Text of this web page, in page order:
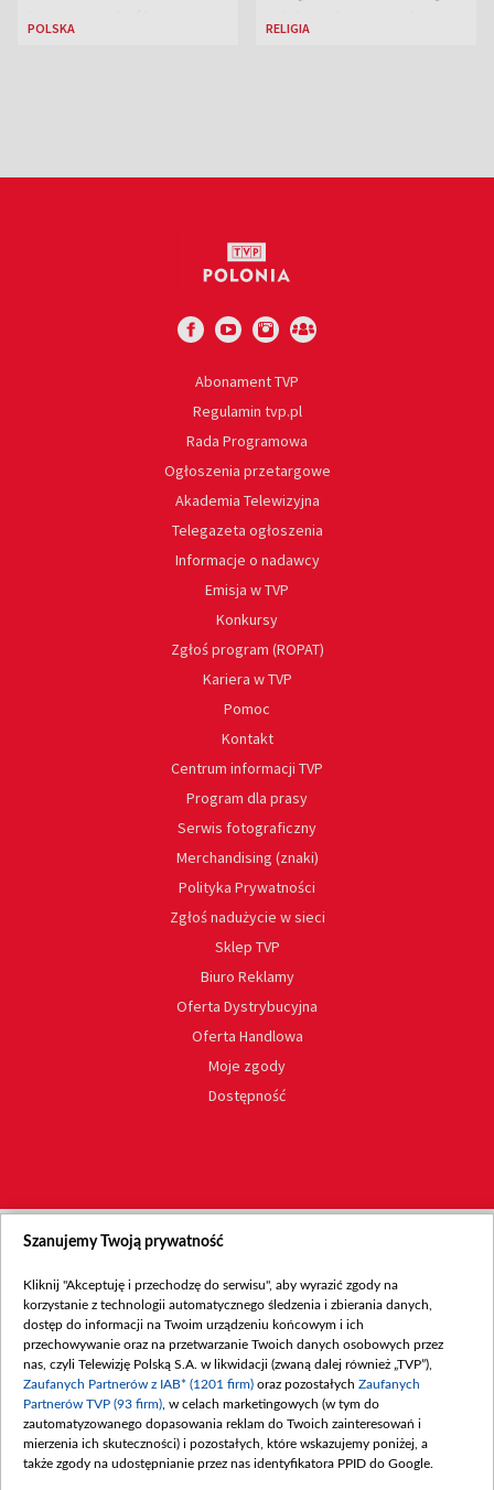
jest nowa królowa
POLSKA
Większej w Rzymie
RELIGIA
Abonament TVP
Regulamin tvp.pl
Rada Programowa
Ogłoszenia przetargowe
Akademia Telewizyjna
Telegazeta ogłoszenia
Informacje o nadawcy
Emisja w TVP
Konkursy
Zgłoś program (ROPAT)
Kariera w TVP
Pomoc
Kontakt
Centrum informacji TVP
Program dla prasy
Serwis fotograficzny
Merchandising (znaki)
Polityka Prywatności
Zgłoś nadużycie w sieci
Sklep TVP
Biuro Reklamy
Oferta Dystrybucyjna
Oferta Handlowa
Moje zgody
Dostępność
Szanujemy Twoją prywatność
Kliknij "Akceptuję i przechodzę do serwisu", aby wyrazić zgody na
korzystanie z technologii automatycznego śledzenia i zbierania danych,
dostęp do informacji na Twoim urządzeniu końcowym i ich
przechowywanie oraz na przetwarzanie Twoich danych osobowych przez
nas, czyli Telewizję Polską S.A. w likwidacji (zwaną dalej również „TVP”),
Zaufanych Partnerów z IAB* (1201 firm) oraz pozostałych Zaufanych
Partnerów TVP (93 firm) , w celach marketingowych (w tym do
zautomatyzowanego dopasowania reklam do Twoich zainteresowań i
mierzenia ich skuteczności) i pozostałych, które wskazujemy poniżej, a
także zgody na udostępnianie przez nas identyfikatora PPID do Google.